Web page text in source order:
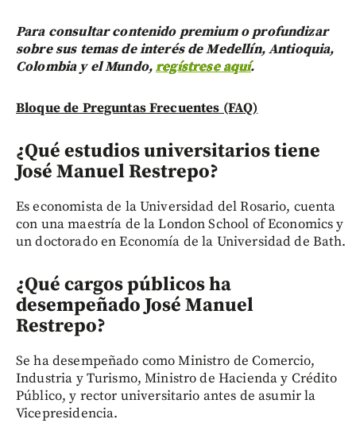
Para consultar contenido premium o profundizar
sobre sus temas de interés de Medellín, Antioquia,
Colombia y el Mundo,regístrese aquí.
Bloque de Preguntas Frecuentes (FAQ)
¿Qué estudios universitarios tiene
José Manuel Restrepo?
Es economista de la Universidad del Rosario, cuenta
con una maestría de la London School of Economics y
un doctorado en Economía de la Universidad de Bath.
¿Qué cargos públicos ha
desempeñado José Manuel
Restrepo?
Se ha desempeñado como Ministro de Comercio,
Industria y Turismo, Ministro de Hacienda y Crédito
Público, y rector universitario antes de asumir la
Vicepresidencia.